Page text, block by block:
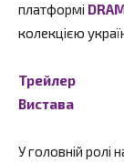
платформі
колекцією
Трейлер
Вистава
У головній ролі